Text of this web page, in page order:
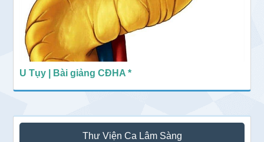
U Tụy | Bài giảng CĐHA *
Thư Viện Ca Lâm Sàng